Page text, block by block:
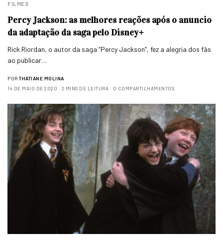
FILMES
Percy Jackson: as melhores reações após o anuncio
da adaptação da saga pelo Disney+
Rick Riordan, o autor da saga “Percy Jackson”, fez a alegria dos fãs
ao publicar…
POR THATIANE MOLINA
14 DE MAIO DE 2020
2 MINS DE LEITURA 0 COMPARTILHAMENTOS